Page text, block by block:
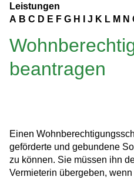
Leistungen
A B C D E F G H J K L M N
beantragen
Einen
geförderte und gebundene
zu können. Sie müssen ihn
Vermieterin übergeben,